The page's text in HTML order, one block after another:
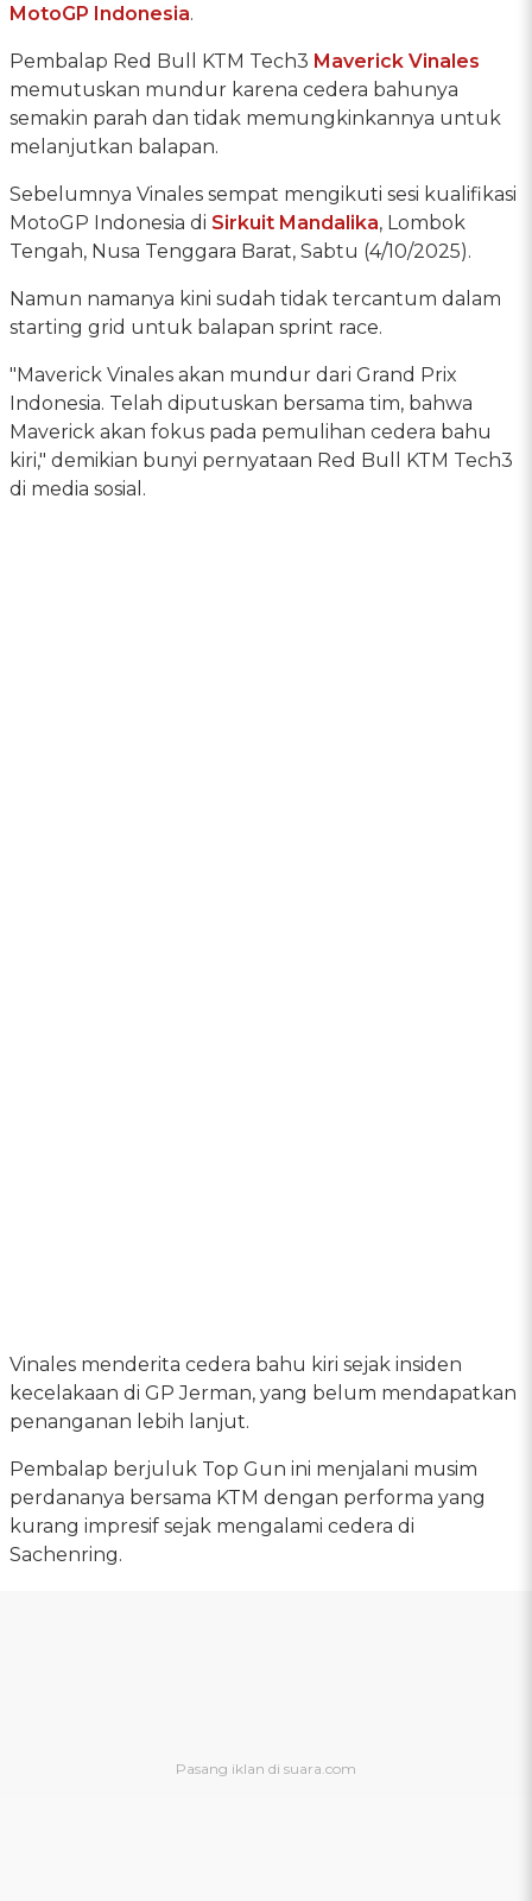
MotoGP Indonesia.
Pembalap Red Bull KTM Tech3 Maverick Vinales
memutuskan mundur karena cedera bahunya
semakin parah dan tidak memungkinkannya untuk
melanjutkan balapan.
Sebelumnya Vinales sempat mengikuti sesi kualifikasi
MotoGP Indonesia di Sirkuit Mandalika, Lombok
Tengah, Nusa Tenggara Barat, Sabtu (4/10/2025).
Namun namanya kini sudah tidak tercantum dalam
starting grid untuk balapan sprint race.
"Maverick Vinales akan mundur dari Grand Prix
Indonesia. Telah diputuskan bersama tim, bahwa
Maverick akan fokus pada pemulihan cedera bahu
kiri," demikian bunyi pernyataan Red Bull KTM Tech3
di media sosial.
Vinales menderita cedera bahu kiri sejak insiden
kecelakaan di GP Jerman, yang belum mendapatkan
penanganan lebih lanjut.
Pembalap berjuluk Top Gun ini menjalani musim
perdananya bersama KTM dengan performa yang
kurang impresif sejak mengalami cedera di
Sachenring.